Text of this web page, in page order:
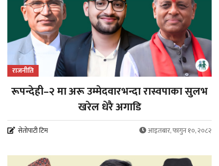
राजनीति
रूपन्देही–२ मा अरू उम्मेदवारभन्दा रास्वपाका सुलभ
खरेल धेरै अगाडि
सेतोपाटी टिम आइतबार, फागुन १०, २०८२